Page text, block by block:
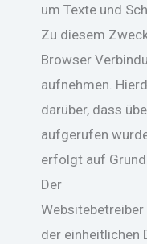
um Texte und
Zu diesem
Browser
aufnehmen.
darüber, dass
aufgerufen
erfolgt auf
Der
der einheitlichen